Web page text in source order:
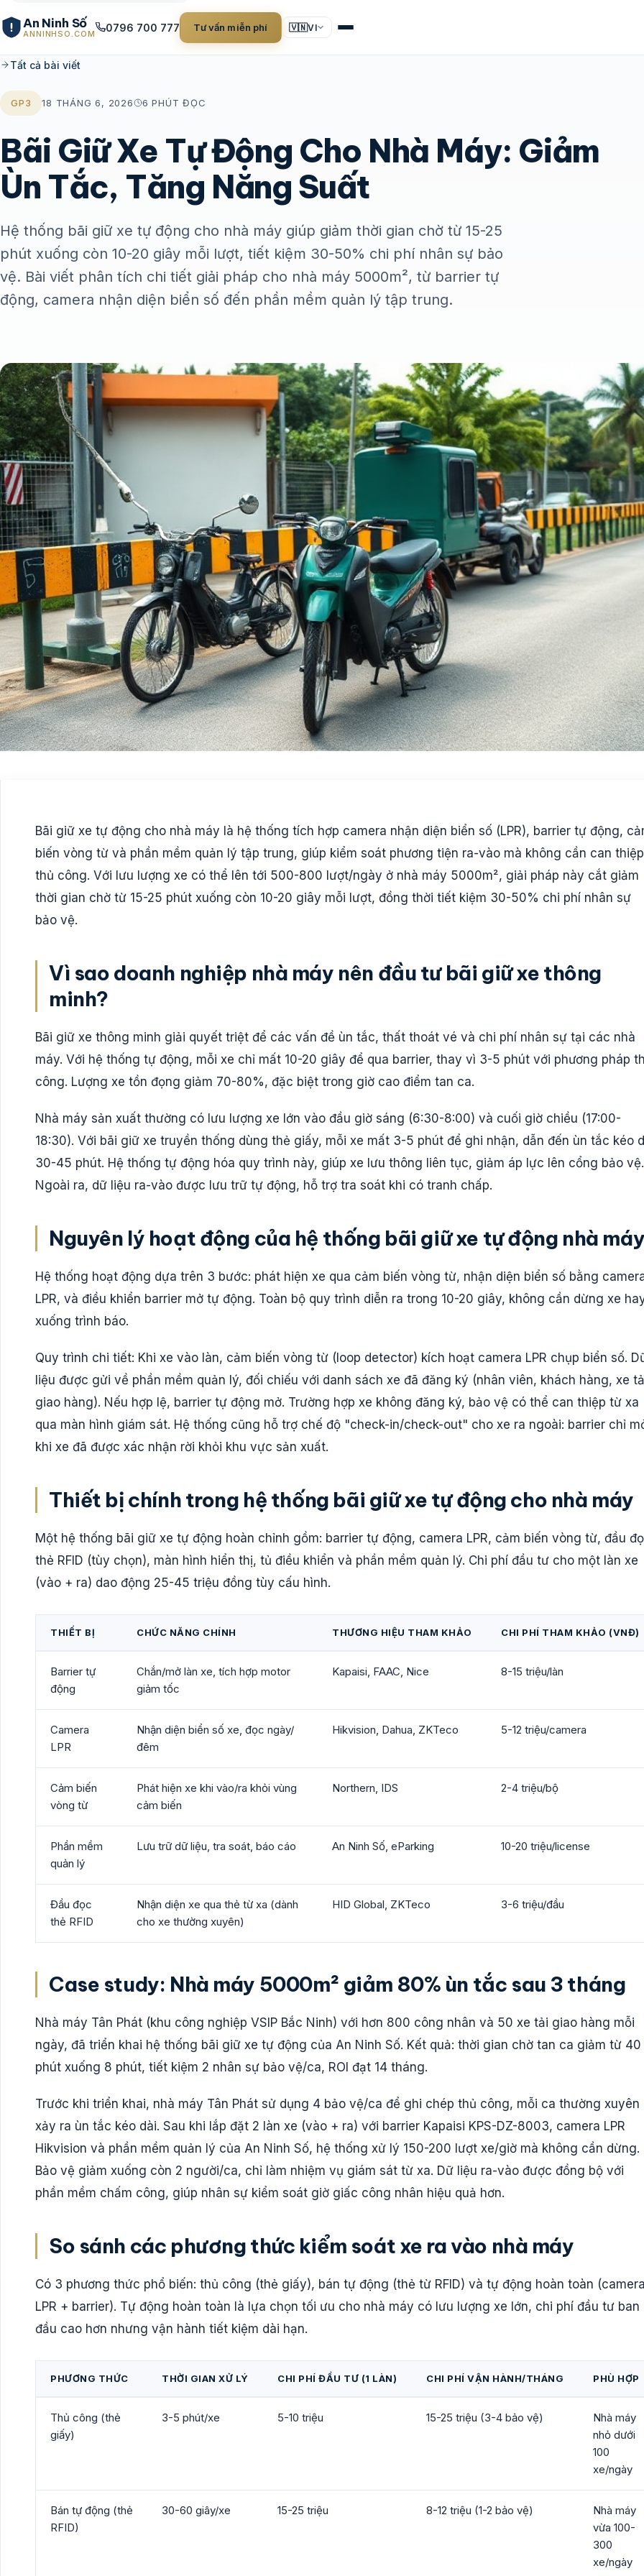
An Ninh Số
ANNINHSO.COM
0796 700 777 Tư vấn miễn phí 🇻🇳VI
Tất cả bài viết
GP3 18 THÁNG 6, 2026 6 PHÚT ĐỌC
Bãi Giữ Xe Tự Động Cho Nhà Máy: Giảm
Ùn Tắc, Tăng Năng Suất
Hệ thống bãi giữ xe tự động cho nhà máy giúp giảm thời gian chờ từ 15-25
phút xuống còn 10-20 giây mỗi lượt, tiết kiệm 30-50% chi phí nhân sự bảo
vệ. Bài viết phân tích chi tiết giải pháp cho nhà máy 5000m², từ barrier tự
động, camera nhận diện biển số đến phần mềm quản lý tập trung.
Bãi giữ xe tự động cho nhà máy là hệ thống tích hợp camera nhận diện biển số (LPR), barrier tự động,
biến vòng từ và phần mềm quản lý tập trung, giúp kiểm soát phương tiện ra-vào mà không cần can thiệp
thủ công. Với lưu lượng xe có thể lên tới 500-800 lượt/ngày ở nhà máy 5000m², giải pháp này cắt giảm
thời gian chờ từ 15-25 phút xuống còn 10-20 giây mỗi lượt, đồng thời tiết kiệm 30-50% chi phí nhân sự
bảo vệ.
Vì sao doanh nghiệp nhà máy nên đầu tư bãi giữ xe thông
minh?
Bãi giữ xe thông minh giải quyết triệt để các vấn đề ùn tắc, thất thoát vé và chi phí nhân sự tại các nhà
máy. Với hệ thống tự động, mỗi xe chỉ mất 10-20 giây để qua barrier, thay vì 3-5 phút với phương pháp
công. Lượng xe tồn đọng giảm 70-80%, đặc biệt trong giờ cao điểm tan ca.
Nhà máy sản xuất thường có lưu lượng xe lớn vào đầu giờ sáng (6:30-8:00) và cuối giờ chiều (17:00-
18:30). Với bãi giữ xe truyền thống dùng thẻ giấy, mỗi xe mất 3-5 phút để ghi nhận, dẫn đến ùn tắc kéo
30-45 phút. Hệ thống tự động hóa quy trình này, giúp xe lưu thông liên tục, giảm áp lực lên cổng bảo vệ.
Ngoài ra, dữ liệu ra-vào được lưu trữ tự động, hỗ trợ tra soát khi có tranh chấp.
Nguyên lý hoạt động của hệ thống bãi giữ xe tự động nhà
Hệ thống hoạt động dựa trên 3 bước: phát hiện xe qua cảm biến vòng từ, nhận diện biển số bằng
LPR, và điều khiển barrier mở tự động. Toàn bộ quy trình diễn ra trong 10-20 giây, không cần dừng xe
xuống trình báo.
Quy trình chi tiết: Khi xe vào làn, cảm biến vòng từ (loop detector) kích hoạt camera LPR chụp biển số.
liệu được gửi về phần mềm quản lý, đối chiếu với danh sách xe đã đăng ký (nhân viên, khách hàng, xe
giao hàng). Nếu hợp lệ, barrier tự động mở. Trường hợp xe không đăng ký, bảo vệ có thể can thiệp từ xa
qua màn hình giám sát. Hệ thống cũng hỗ trợ chế độ "check-in/check-out" cho xe ra ngoài: barrier chỉ
khi xe đã được xác nhận rời khỏi khu vực sản xuất.
Thiết bị chính trong hệ thống bãi giữ xe tự động cho nhà máy
Một hệ thống bãi giữ xe tự động hoàn chỉnh gồm: barrier tự động, camera LPR, cảm biến vòng từ, đầu
thẻ RFID (tùy chọn), màn hình hiển thị, tủ điều khiển và phần mềm quản lý. Chi phí đầu tư cho một làn xe
(vào + ra) dao động 25-45 triệu đồng tùy cấu hình.
THIẾT BỊ CHỨC NĂNG CHÍNH THƯƠNG HIỆU THAM KHẢO CHI PHÍ THAM KHẢO (VNĐ)
Barrier tự
động
Chắn/mở làn xe, tích hợp motor
giảm tốc
Kapaisi, FAAC, Nice 8-15 triệu/làn
Camera
LPR
Nhận diện biển số xe, đọc ngày/
đêm
Hikvision, Dahua, ZKTeco 5-12 triệu/camera
Cảm biến
vòng từ
Phát hiện xe khi vào/ra khỏi vùng
cảm biến
Northern, IDS 2-4 triệu/bộ
Phần mềm
quản lý
Lưu trữ dữ liệu, tra soát, báo cáo An Ninh Số, eParking 10-20 triệu/license
Đầu đọc
thẻ RFID
Nhận diện xe qua thẻ từ xa (dành
cho xe thường xuyên)
HID Global, ZKTeco 3-6 triệu/đầu
Case study: Nhà máy 5000m² giảm 80% ùn tắc sau 3 tháng
Nhà máy Tân Phát (khu công nghiệp VSIP Bắc Ninh) với hơn 800 công nhân và 50 xe tải giao hàng mỗi
ngày, đã triển khai hệ thống bãi giữ xe tự động của An Ninh Số. Kết quả: thời gian chờ tan ca giảm từ 40
phút xuống 8 phút, tiết kiệm 2 nhân sự bảo vệ/ca, ROI đạt 14 tháng.
Trước khi triển khai, nhà máy Tân Phát sử dụng 4 bảo vệ/ca để ghi chép thủ công, mỗi ca thường xuyên
xảy ra ùn tắc kéo dài. Sau khi lắp đặt 2 làn xe (vào + ra) với barrier Kapaisi KPS-DZ-8003, camera LPR
Hikvision và phần mềm quản lý của An Ninh Số, hệ thống xử lý 150-200 lượt xe/giờ mà không cần dừng.
Bảo vệ giảm xuống còn 2 người/ca, chỉ làm nhiệm vụ giám sát từ xa. Dữ liệu ra-vào được đồng bộ với
phần mềm chấm công, giúp nhân sự kiểm soát giờ giấc công nhân hiệu quả hơn.
So sánh các phương thức kiểm soát xe ra vào nhà máy
Có 3 phương thức phổ biến: thủ công (thẻ giấy), bán tự động (thẻ từ RFID) và tự động hoàn toàn
LPR + barrier). Tự động hoàn toàn là lựa chọn tối ưu cho nhà máy có lưu lượng xe lớn, chi phí đầu tư ban
đầu cao hơn nhưng vận hành tiết kiệm dài hạn.
PHƯƠNG THỨC THỜI GIAN XỬ LÝ CHI PHÍ ĐẦU TƯ (1 LÀN) CHI PHÍ VẬN HÀNH/THÁNG PHÙ HỢP
Thủ công (thẻ
giấy)
3-5 phút/xe 5-10 triệu 15-25 triệu (3-4 bảo vệ)
Nhà máy
nhỏ dưới
100
xe/ngày
Bán tự động (thẻ
RFID)
30-60 giây/xe 15-25 triệu 8-12 triệu (1-2 bảo vệ)
Nhà máy
vừa 100-
300
xe/ngày